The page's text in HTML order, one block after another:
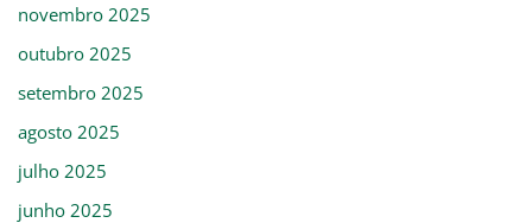
novembro 2025
outubro 2025
setembro 2025
agosto 2025
julho 2025
junho 2025